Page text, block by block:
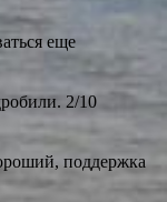
еще
2/10
поддержка